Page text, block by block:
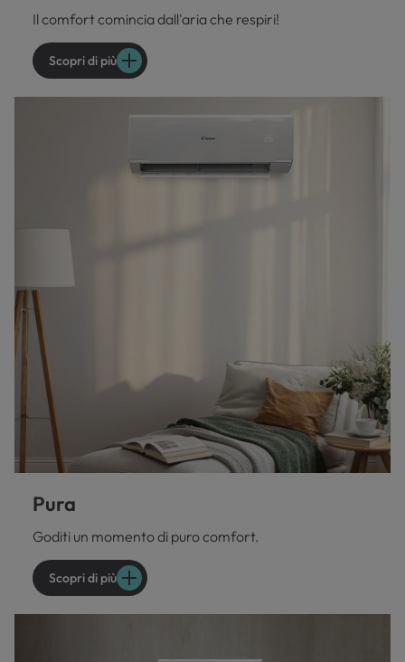
Il comfort comincia dall'aria che respiri!
Scopri di più
Pura
Goditi un momento di puro comfort.
Scopri di più